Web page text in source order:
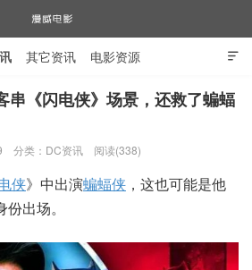
漫威电影

其它资讯 电影资源
串《闪电侠》场景，还救了蝙蝠
分类： DC资讯 阅读(338)
侠》中出演蝙蝠侠 ，这也可能是他
出场。